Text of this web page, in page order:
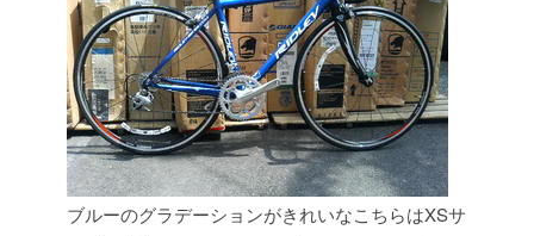
ブルーのグラデーションがきれいなこちらはXSサ